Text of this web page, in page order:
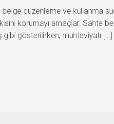
düzenleme ve kullanma
korumayı amaçlar. Sahte
gösterilirken; muhteviyatı […]